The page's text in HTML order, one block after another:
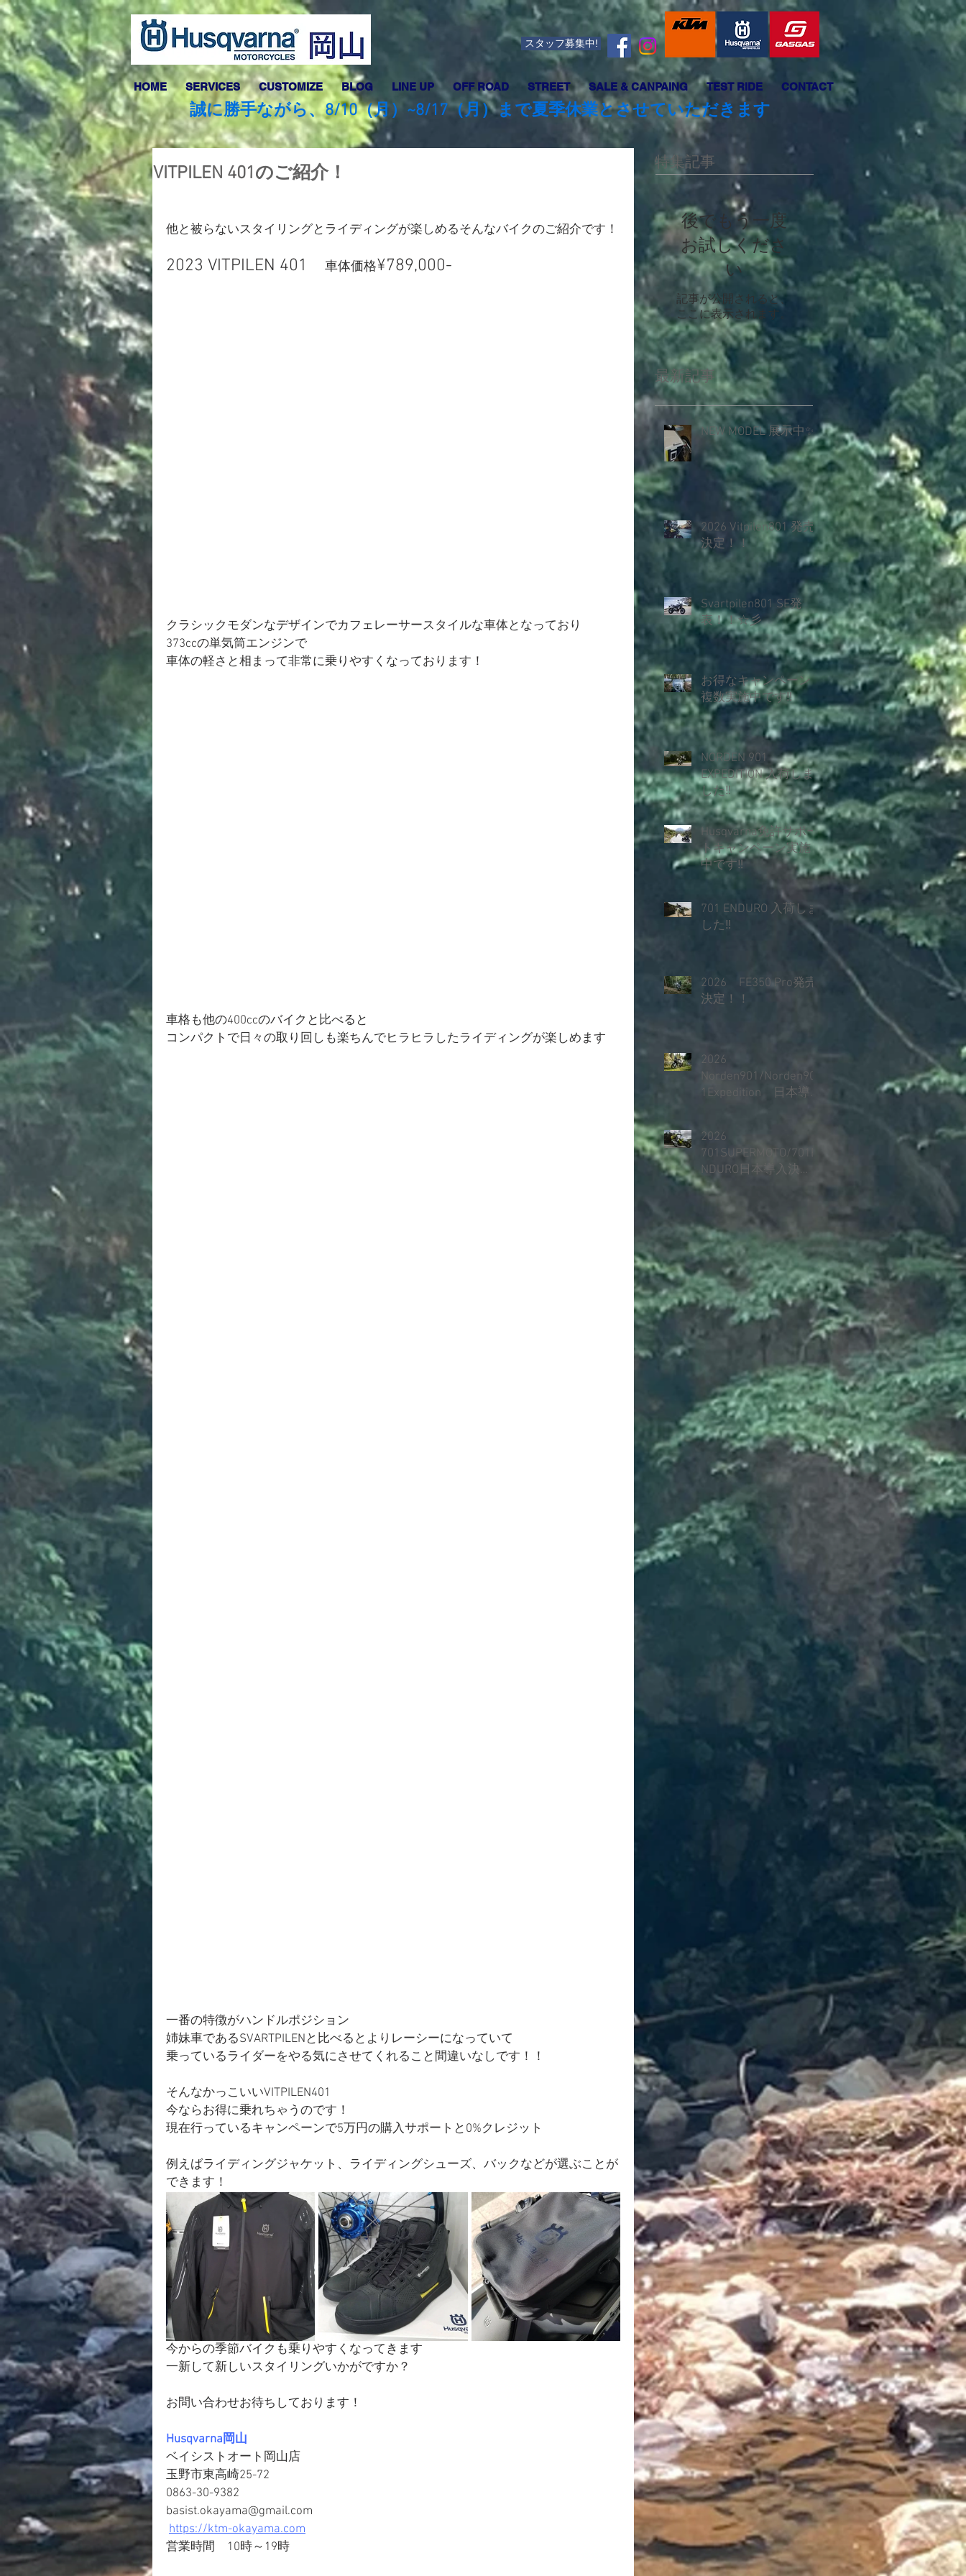
スタッフ募集中!
HOME SERVICES CUSTOMIZE BLOG LINE UP OFF ROAD STREET SALE & CANPAING TEST RIDE CONTACT
誠に勝手ながら、8/10（月）~8/17（月）まで夏季休業とさせていただきます
VITPILEN 401のご紹介！
他と被らないスタイリングとライディングが楽しめるそんなバイクのご紹介です！
2023 VITPILEN 401 車体価格¥789,000-
クラシックモダンなデザインでカフェレーサースタイルな車体となっており
373ccの単気筒エンジンで
車体の軽さと相まって非常に乗りやすくなっております！
車格も他の400ccのバイクと比べると
コンパクトで日々の取り回しも楽ちんでヒラヒラしたライディングが楽しめます
一番の特徴がハンドルポジション
姉妹車であるSVARTPILENと比べるとよりレーシーになっていて
乗っているライダーをやる気にさせてくれること間違いなしです！！
そんなかっこいいVITPILEN401
今ならお得に乗れちゃうのです！
現在行っているキャンペーンで5万円の購入サポートと0%クレジット
例えばライディングジャケット、ライディングシューズ、バックなどが選ぶことが
できます！
今からの季節バイクも乗りやすくなってきます
一新して新しいスタイリングいかがですか？
お問い合わせお待ちしております！
Husqvarna岡山
ベイシストオート岡山店
玉野市東高崎25-72
0863-30-9382
basist.okayama@gmail.com
https://ktm-okayama.com
営業時間　10時～19時
特集記事
後でもう一度
お試しくださ
い
記事が公開されると、
ここに表示されます。
最新記事
NEW MODEL 展示中✨️
2026 Vitpilen801 発売
決定！！
Svartpilen801 SE発
表！！☆彡
お得なキャンペーン
複数実施中です‼
NORDEN 901
EXPEDITION 入荷しま
した‼
Husqvarna免許サポー
トキャンペーン実施
中です‼
701 ENDURO 入荷しま
した‼
2026 FE350 Pro発売
決定！！
2026
Norden901/Norden90
1Expedition 日本導
2026
701SUPERMOTO/701E
NDURO日本導入決
定！！